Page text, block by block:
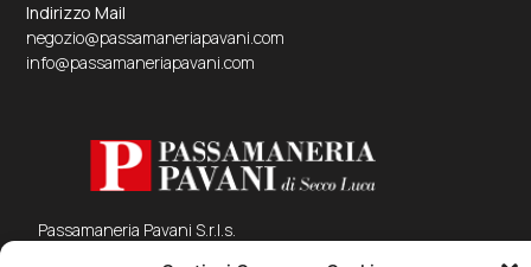
Passamaneria Pavani S.r.l.s.
Indirizzo Mail
negozio@passamaneriapavani.com
info@passamaneriapavani.com